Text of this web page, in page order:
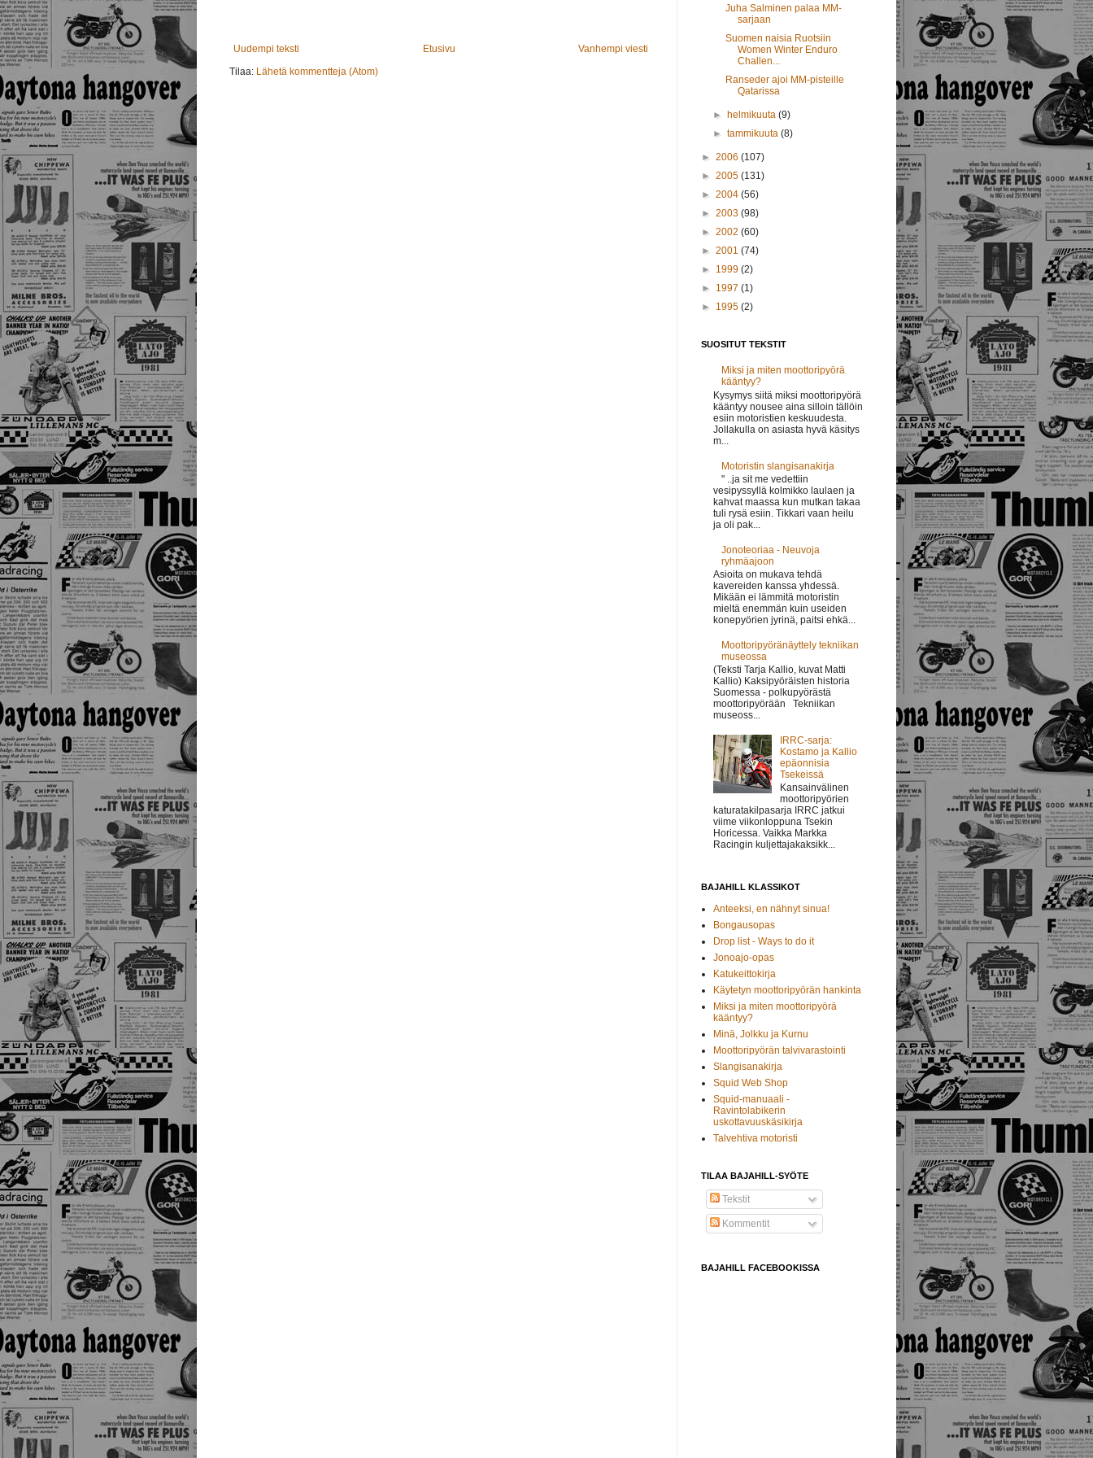
Uudempi teksti Vanhempi viesti
Etusivu
Tilaa: Lähetä kommentteja (Atom)
Juha Salminen palaa MM-
sarjaan
Suomen naisia Ruotsiin
Women Winter Enduro
Challen...
Ranseder ajoi MM-pisteille
Qatarissa
► helmikuuta(9)
►tammikuuta(8)
► 2006 (107)
► 2005 (131)
► 2004 (56)
► 2003 (98)
► 2002 (60)
► 2001 (74)
► 1999 (2)
► 1997 (1)
► 1995 (2)
SUOSITUT TEKSTIT
Miksi ja miten moottoripyörä
kääntyy?
Kysymys siitä miksi moottoripyörä
kääntyy nousee aina silloin tällöin
esiin motoristien keskuudesta.
Jollakulla on asiasta hyvä käsitys
m...
Motoristin slangisanakirja
" ..ja sit me vedettiin
vesipyssyllä kolmikko laulaen ja
kahvat maassa kun mutkan takaa
tuli rysä esiin. Tikkari vaan heilu
ja oli pak...
Jonoteoriaa - Neuvoja
ryhmäajoon
Asioita on mukava tehdä
kavereiden kanssa yhdessä.
Mikään ei lämmitä motoristin
mieltä enemmän kuin useiden
konepyörien jyrinä, paitsi ehkä...
Moottoripyöränäyttely tekniikan
museossa
(Teksti Tarja Kallio, kuvat Matti
Kallio) Kaksipyöräisten historia
Suomessa - polkupyörästä
moottoripyörään Tekniikan
museoss...
IRRC-sarja:
Kostamo ja Kallio
epäonnisia
Tsekeissä
Kansainvälinen
moottoripyörien
katuratakilpasarja IRRC jatkui
viime viikonloppuna Tsekin
Horicessa. Vaikka Markka
Racingin kuljettajakaksikk...
BAJAHILL KLASSIKOT
Anteeksi, en nähnyt sinua!
Bongausopas
Drop list - Ways to do it
Jonoajo-opas
Katukeittokirja
Käytetyn moottoripyörän hankinta
Miksi ja miten moottoripyörä
kääntyy?
Minä, Jolkku ja Kurnu
Moottoripyörän talvivarastointi
Slangisanakirja
Squid Web Shop
Squid-manuaali -
Ravintolabikerin
uskottavuuskäsikirja
Talvehtiva motoristi
TILAA BAJAHILL-SYÖTE
Tekstit
Kommentit
BAJAHILL FACEBOOKISSA